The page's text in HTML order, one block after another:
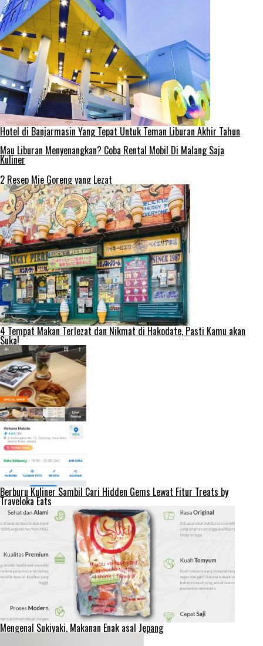
Hotel di Banjarmasin Yang Tepat Untuk Teman Liburan Akhir Tahun
Mau Liburan Menyenangkan? Coba Rental Mobil Di Malang Saja
Kuliner
2 Resep Mie Goreng yang Lezat
4 Tempat Makan Terlezat dan Nikmat di Hakodate, Pasti Kamu akan
Suka!
Berburu Kuliner Sambil Cari Hidden Gems Lewat Fitur Treats by
Traveloka Eats
Mengenal Sukiyaki, Makanan Enak asal Jepang